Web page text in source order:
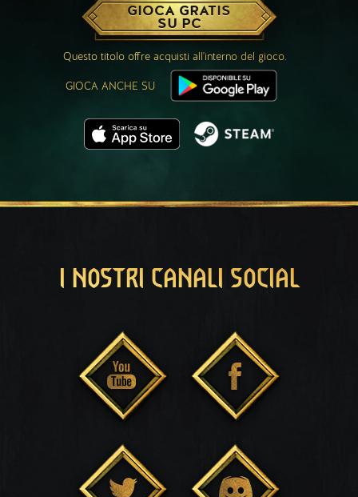
GIOCA GRATIS
SU PC
Questo titolo offre acquisti all'interno del gioco.
GIOCA ANCHE SU
I NOSTRI CANALI SOCIAL